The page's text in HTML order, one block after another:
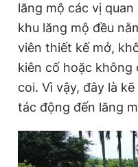
Đọc Thanh Niên trên
Hotline
lăng mộ các vị
khu lăng mộ đều
viên thiết kế mở,
kiên cố hoặc
coi. Vì vậy, đây là
tác động đến lăng